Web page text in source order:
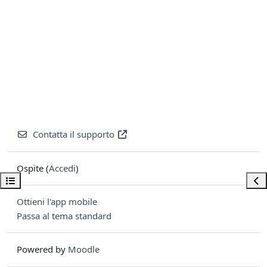
Apri indice del corso
Contatta il supporto
Ospite (Accedi)
Ottieni l'app mobile
Passa al tema standard
Powered by Moodle